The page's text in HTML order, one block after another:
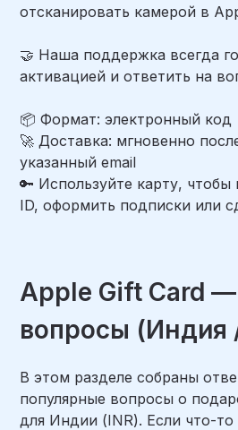
отсканировать камерой в
🤝 Наша поддержка всегда
активацией и ответить на
📦 Формат: электронный код
🚀 Доставка: мгновенно
указанный email
🔑 Используйте карту, чтобы
ID, оформить подписки или
Apple Gift Card
вопросы (Индия
В этом разделе собраны
популярные вопросы о
для Индии (INR). Если что-то